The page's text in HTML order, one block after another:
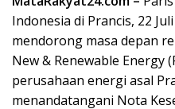
Indonesia di Prancis, 22
mendorong masa depan
New & Renewable Energy
perusahaan energi asal
menandatangani Nota